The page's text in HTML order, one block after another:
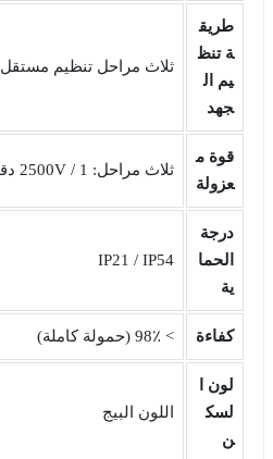
طريق
ة تنظ
يم ال
جهد
ثلاث مراحل تنظيم مستقل
قوة م
عزولة
ثلاث مراحل: 2500V / 1 دقيقة بدون ثقب
درجة
الحما
ية
IP21 / IP54
كفاءة > 98٪ (حمولة كاملة)
لون ا
لسك
ن
اللون البيج